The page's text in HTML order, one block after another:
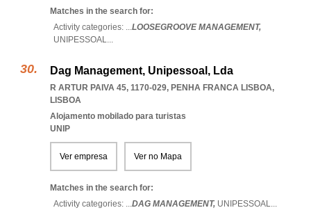
Matches in the search for:
Activity categories: ...LOOSEGROOVE MANAGEMENT,
UNIPESSOAL...
Dag Management, Unipessoal, Lda
R ARTUR PAIVA 45, 1170-029, PENHA FRANCA LISBOA,
LISBOA
Alojamento mobilado para turistas
UNIP
Ver empresa Ver no Mapa
Matches in the search for:
Activity categories: ...DAG MANAGEMENT, UNIPESSOAL...